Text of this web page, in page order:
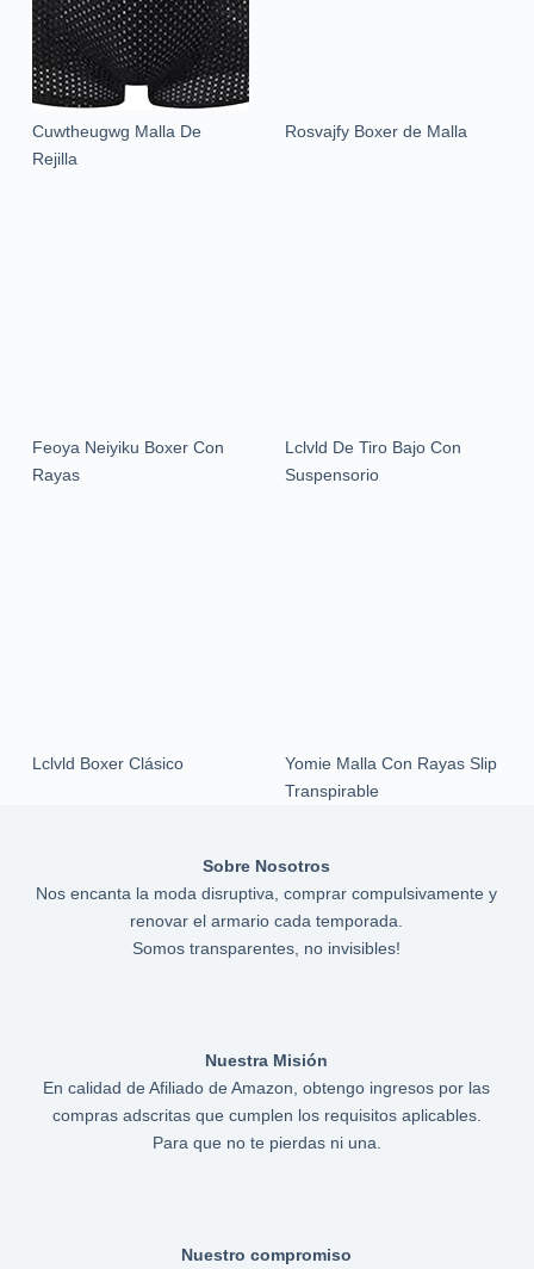
Cuwtheugwg Malla De
Rejilla
Rosvajfy Boxer de Malla
Feoya Neiyiku Boxer Con
Rayas
Lclvld De Tiro Bajo Con
Suspensorio
Lclvld Boxer Clásico
Yomie Malla Con Rayas Slip
Transpirable
Sobre Nosotros
Nos encanta la moda disruptiva, comprar compulsivamente y
renovar el armario cada temporada.
Somos transparentes, no invisibles!
Nuestra Misión
En calidad de Afiliado de Amazon, obtengo ingresos por las
compras adscritas que cumplen los requisitos aplicables.
Para que no te pierdas ni una.
Nuestro compromiso